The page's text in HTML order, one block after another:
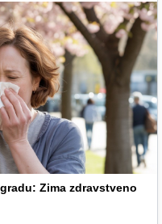
Zima zdravstveno